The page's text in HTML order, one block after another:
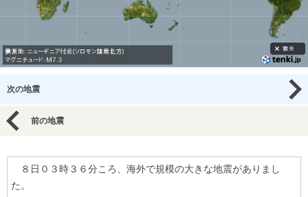
次の地震
前の地震
８日０３時３６分ころ、海外で規模の大きな地震がありまし
た。